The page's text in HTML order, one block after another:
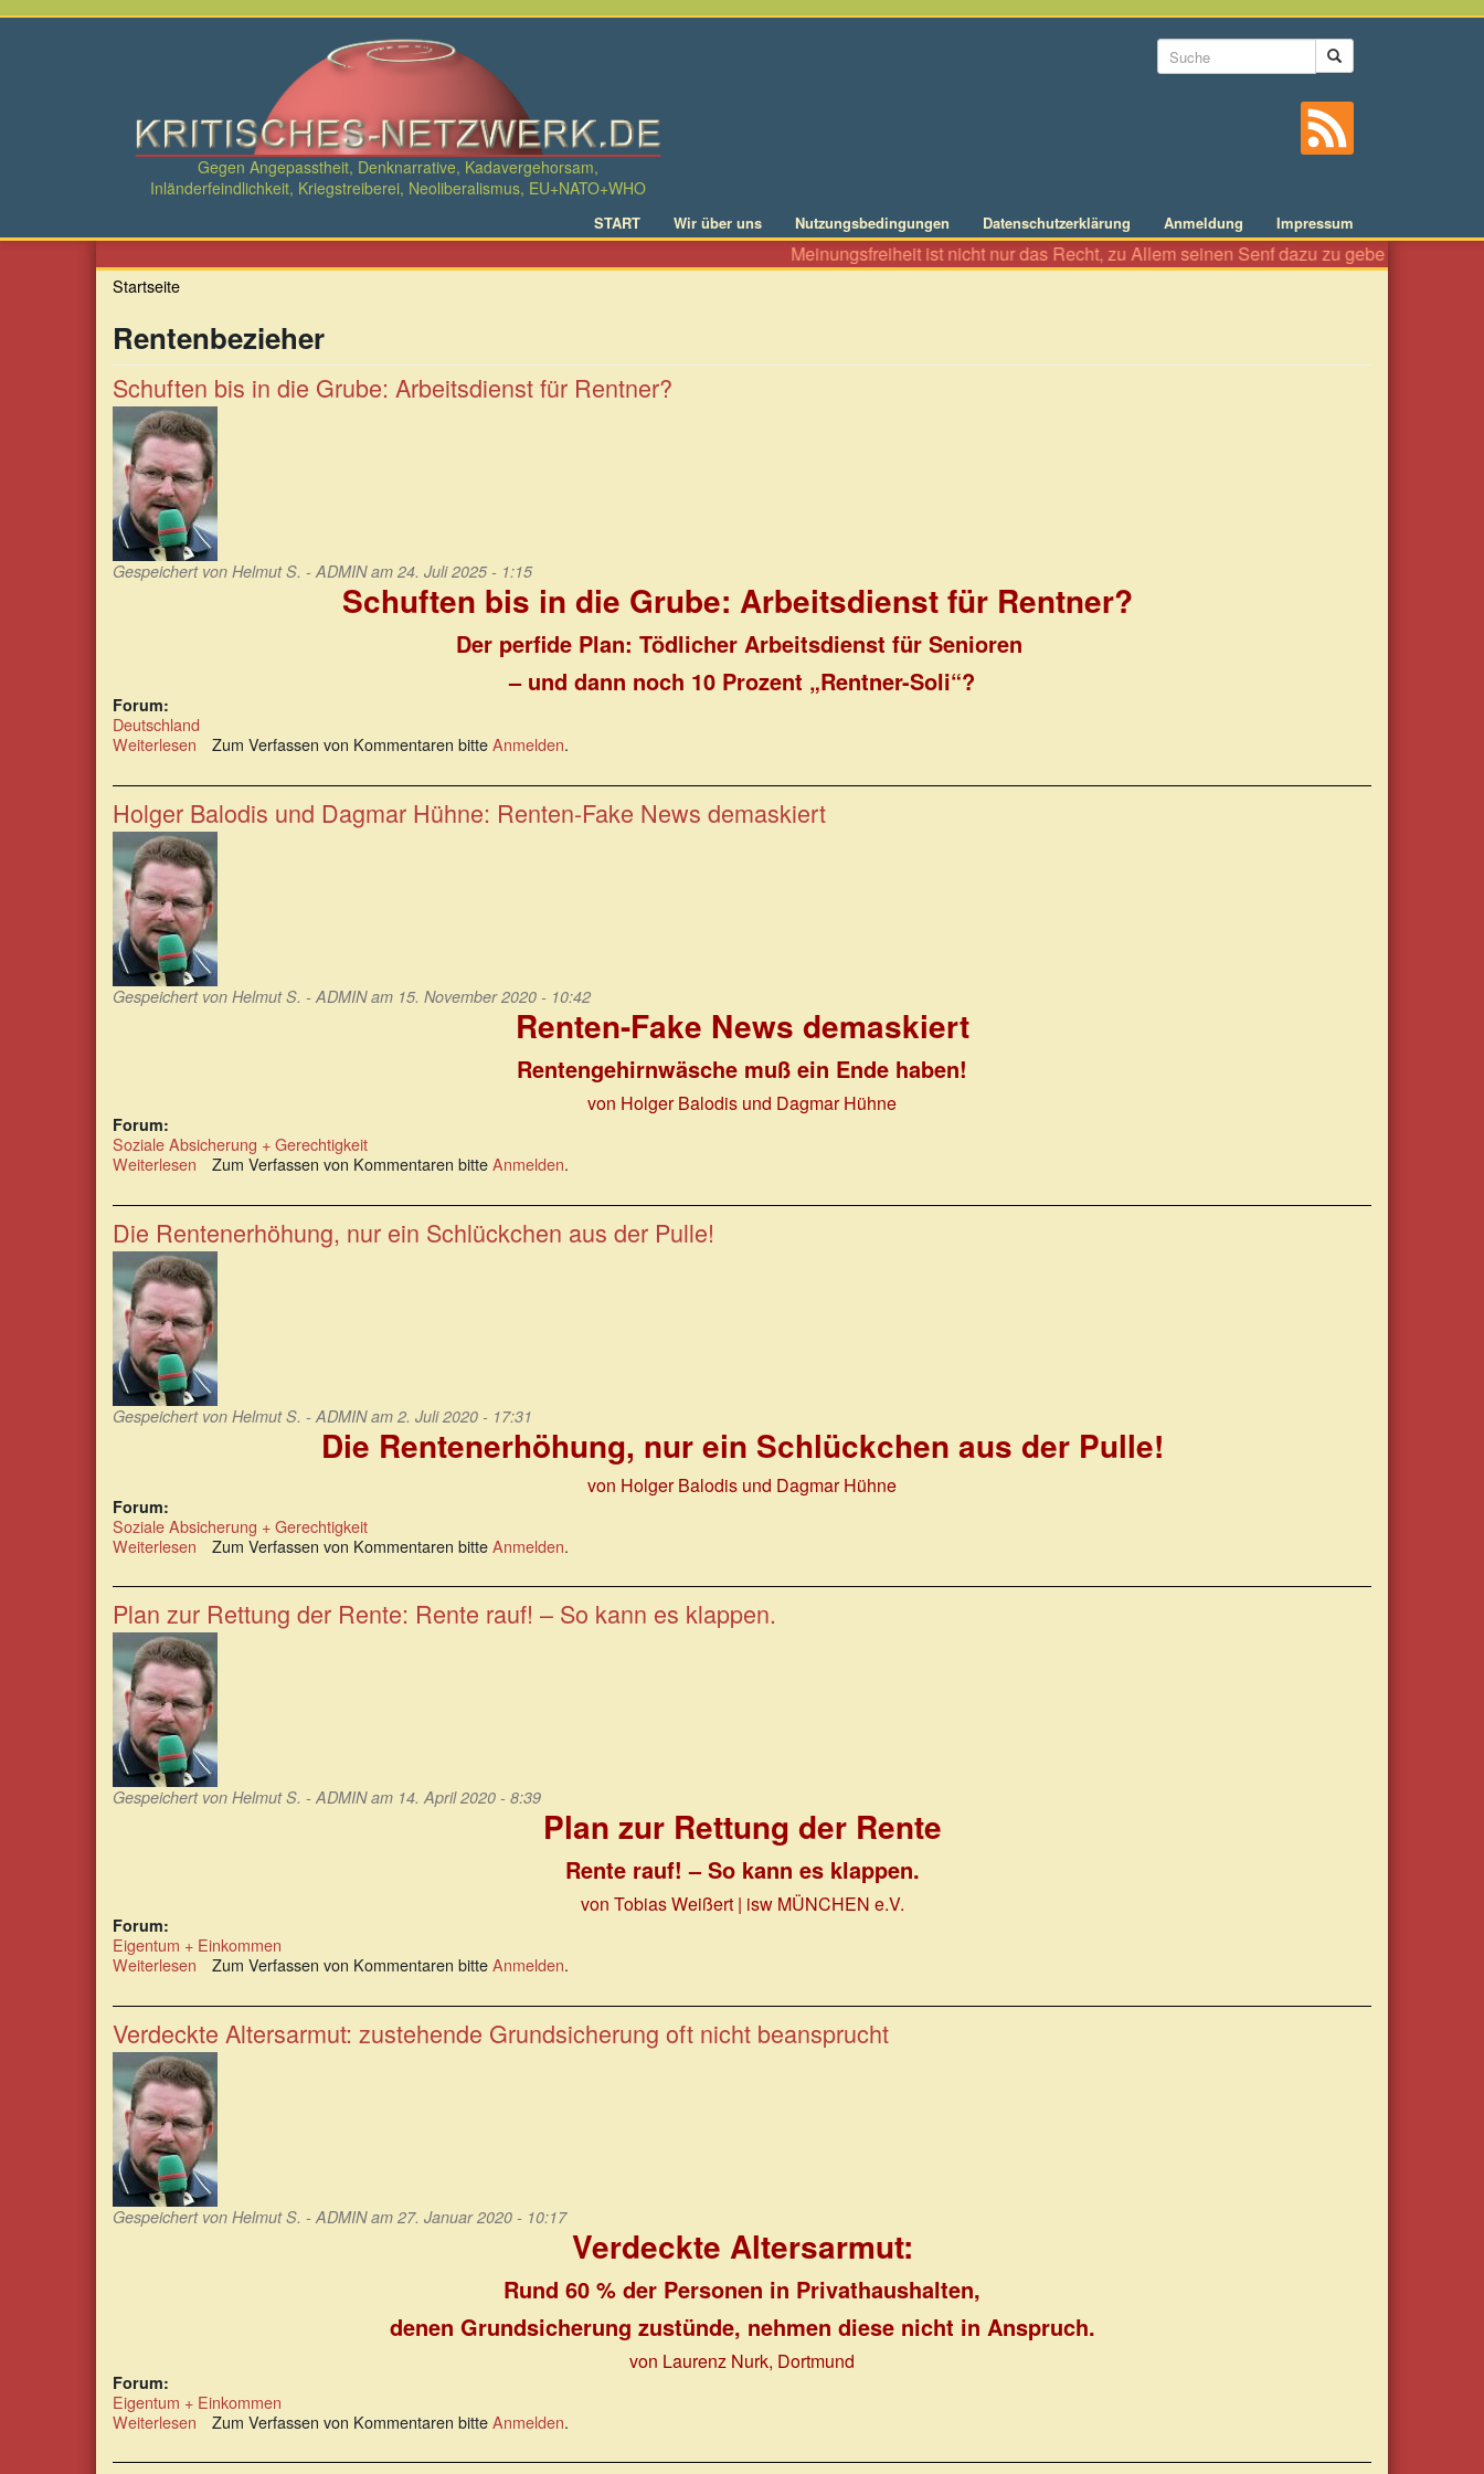
Direkt
Gegen Angepasstheit, Denknarrative, Kadavergehorsam,
Inländerfeindlichkeit, Kriegstreiberei, Neoliberalismus, EU+NATO+WHO
Suchformular
START Wir über uns Nutzungsbedingungen Datenschutzerklärung Anmeldung Impressum
Meinungsfreiheit ist nicht nur das Recht, zu Allem seinen Senf dazu zu geben wie an einer
Startseite
Rentenbezieher
Schuften bis in die Grube: Arbeitsdienst für Rentner?
Gespeichert von Helmut S. - ADMINam 24. Juli 2025 - 1:15
Schuften bis in die Grube: Arbeitsdienst für Rentner?
Der perfide Plan: Tödlicher Arbeitsdienst für Senioren
– und dann noch 10 Prozent „Rentner-Soli“?
Forum:
Deutschland
Weiterlesen über
bis
in
die
Grube:
Arbeitsdienst
für
Rentner?
Zum Verfassen von Kommentaren bitteAnmelden.
Holger Balodis und Dagmar Hühne: Renten-Fake News demaskiert
Gespeichert von Helmut S. - ADMINam 15. November 2020 - 10:42
Renten-Fake News demaskiert
Rentengehirnwäsche muß ein Ende haben!
von Holger Balodis und Dagmar Hühne
Forum:
Soziale Absicherung + Gerechtigkeit
Weiterlesen über
Balodis
und
Dagmar
Hühne:
Renten-
Fake
News
demaskiert
Zum Verfassen von Kommentaren bitteAnmelden.
Die Rentenerhöhung, nur ein Schlückchen aus der Pulle!
Gespeichert von Helmut S. - ADMINam 2. Juli 2020 - 17:31
Die Rentenerhöhung, nur ein Schlückchen aus der Pulle!
von Holger Balodis und Dagmar Hühne
Forum:
Soziale Absicherung + Gerechtigkeit
Weiterlesen über
Rentenerhöhung,
nur
ein
Schlückchen
aus
der
Pulle!
Zum Verfassen von Kommentaren bitteAnmelden.
Plan zur Rettung der Rente: Rente rauf! – So kann es klappen.
Gespeichert von Helmut S. - ADMINam 14. April 2020 - 8:39
Plan zur Rettung der Rente
Rente rauf! – So kann es klappen.
von Tobias Weißert | isw MÜNCHEN e.V.
Forum:
Eigentum + Einkommen
Weiterlesen über
zur
Rettung
der
Rente:
Rente
rauf!
–
So
kann
es
klappen.
Zum Verfassen von Kommentaren bitteAnmelden.
Verdeckte Altersarmut: zustehende Grundsicherung oft nicht beansprucht
Gespeichert von Helmut S. - ADMINam 27. Januar 2020 - 10:17
Verdeckte Altersarmut:
Rund 60 % der Personen in Privathaushalten,
denen Grundsicherung zustünde, nehmen diese nicht in Anspruch.
von Laurenz Nurk, Dortmund
Forum:
Eigentum + Einkommen
Weiterlesen über
Altersarmut:
Zum Verfassen von Kommentaren bitteAnmelden.